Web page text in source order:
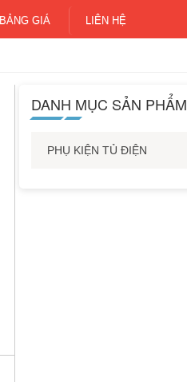
BẢNG GIÁ LIÊN HỆ
DANH MỤC SẢN PHẨM
PHỤ KIỆN TỦ ĐIỆN